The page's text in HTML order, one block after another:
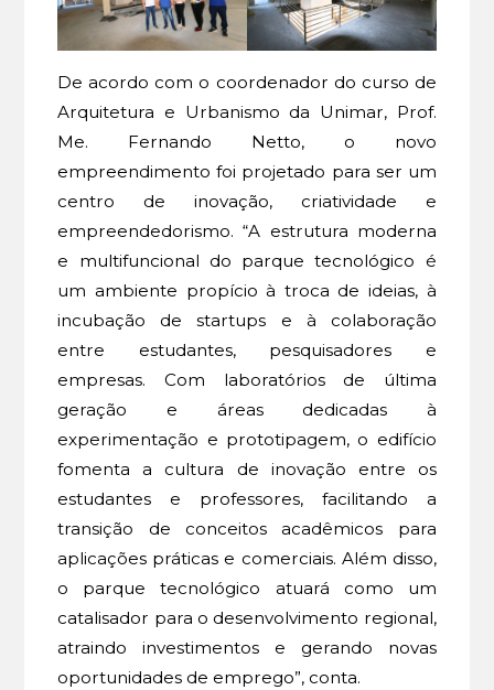
De acordo com o coordenador do curso de
Arquitetura e Urbanismo da Unimar, Prof.
Me. Fernando Netto, o novo
empreendimento foi projetado para ser um
centro de inovação, criatividade e
empreendedorismo. “A estrutura moderna
e multifuncional do parque tecnológico é
um ambiente propício à troca de ideias, à
incubação de startups e à colaboração
entre estudantes, pesquisadores e
empresas. Com laboratórios de última
geração e áreas dedicadas à
experimentação e prototipagem, o edifício
fomenta a cultura de inovação entre os
estudantes e professores, facilitando a
transição de conceitos acadêmicos para
aplicações práticas e comerciais. Além disso,
o parque tecnológico atuará como um
catalisador para o desenvolvimento regional,
atraindo investimentos e gerando novas
oportunidades de emprego”, conta.